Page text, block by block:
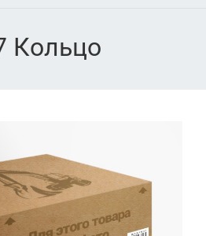
Кольцо